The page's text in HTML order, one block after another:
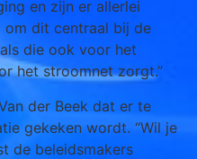
en zijn er allerlei
om dit centraal bij de
die ook voor het
het stroomnet zorgt.”
der Beek dat er te
gekeken wordt. “Wil je
de beleidsmakers